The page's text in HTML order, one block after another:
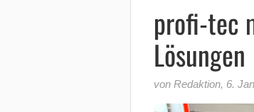
profi-tec
Lösungen
von Redaktion, 6.